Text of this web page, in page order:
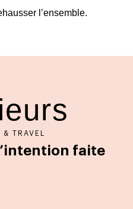
l’ensemble.
& TRAVEL
faite